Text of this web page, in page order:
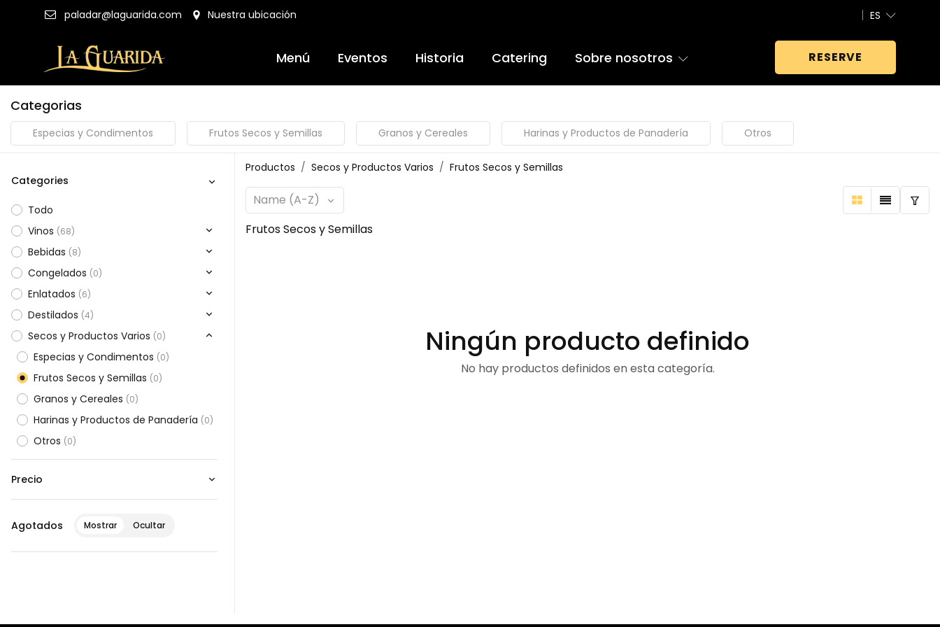
paladar@laguarida.com Nuestra ubicación ES
Menú Eventos Historia Catering Sobre nosotros RESERVE
Categorias
Especias y Condimentos Frutos Secos y Semillas Granos y Cereales Harinas y Productos de Panadería Otros
Categories
Todo​
Vinos (68)
Bebidas (8)
Congelados (0)
Enlatados (6)
Destilados (4)
Secos y Productos Varios (0)
Especias y Condimentos (0)
Frutos Secos y Semillas (0)
Granos y Cereales (0)
Harinas y Productos de Panadería (0)
Otros (0)
Precio
Agotados Mostrar Ocultar
Productos Secos y Productos Varios Frutos Secos y Semillas
Name (A-Z)
Frutos Secos y Semillas
Ningún producto definido
No hay productos definidos en esta categoría.